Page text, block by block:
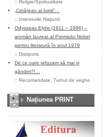
:: Religie/Spiritualitate
„Cetățean al lumii”…
:: Interviurile Naţiunii
Odysseas Elytis (1911 – 1996) –
aromân laureat al Premiului Nobel
pentru literatură în anul 1979
:: Diaspora
De ce oare refuzam să mai și
gândim?!…
:: Recomandate Turnul de veghe
Naţiunea PRINT